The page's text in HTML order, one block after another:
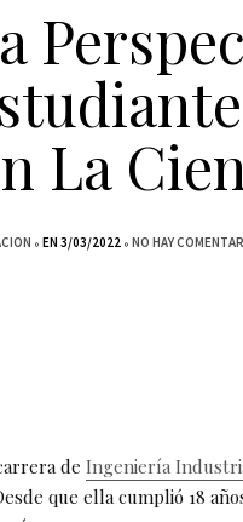
La
EN 3/03/2022 NO HAY
de Ingeniería
que ella cumplió 18